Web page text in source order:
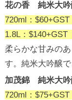
花の香 純米大吟
720ml：$60+GST
1.8L：$140+GST
柔らかな甘みの
す。純米大吟醸
加茂錦 純米大吟
720ml：$75+GST